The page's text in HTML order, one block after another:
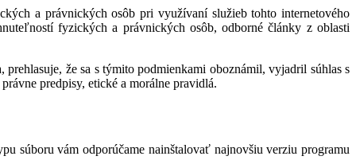
a právnických osôb pri využívaní služieb tohto internetového
fyzických a právnických osôb, odborné články z oblasti
že sa s týmito podmienkami oboznámil, vyjadril súhlas s
predpisy, etické a morálne pravidlá.
súboru vám odporúčame nainštalovať najnovšiu verziu programu